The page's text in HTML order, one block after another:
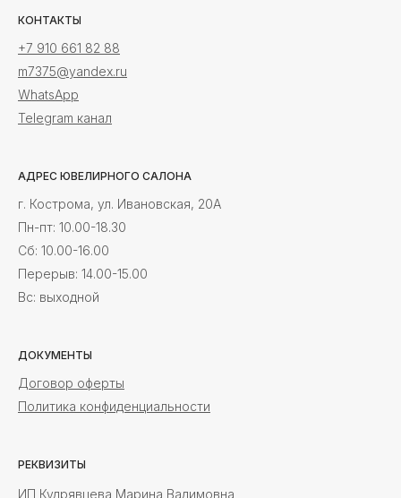
КОНТАКТЫ
+7 910 661 82 88
m7375@yandex.ru
WhatsApp
Telegram канал
АДРЕС ЮВЕЛИРНОГО САЛОНА
г. Кострома, ул. Ивановская, 20А
Пн-пт: 10.00-18.30
Cб: 10.00-16.00
Перерыв: 14.00-15.00
Вс: выходной
ДОКУМЕНТЫ
Договор оферты
Политика конфиденциальности
ИП Кудрявцева Марина Вадимовна
РЕКВИЗИТЫ